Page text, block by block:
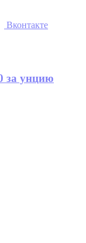
Вконтакте
за унцию